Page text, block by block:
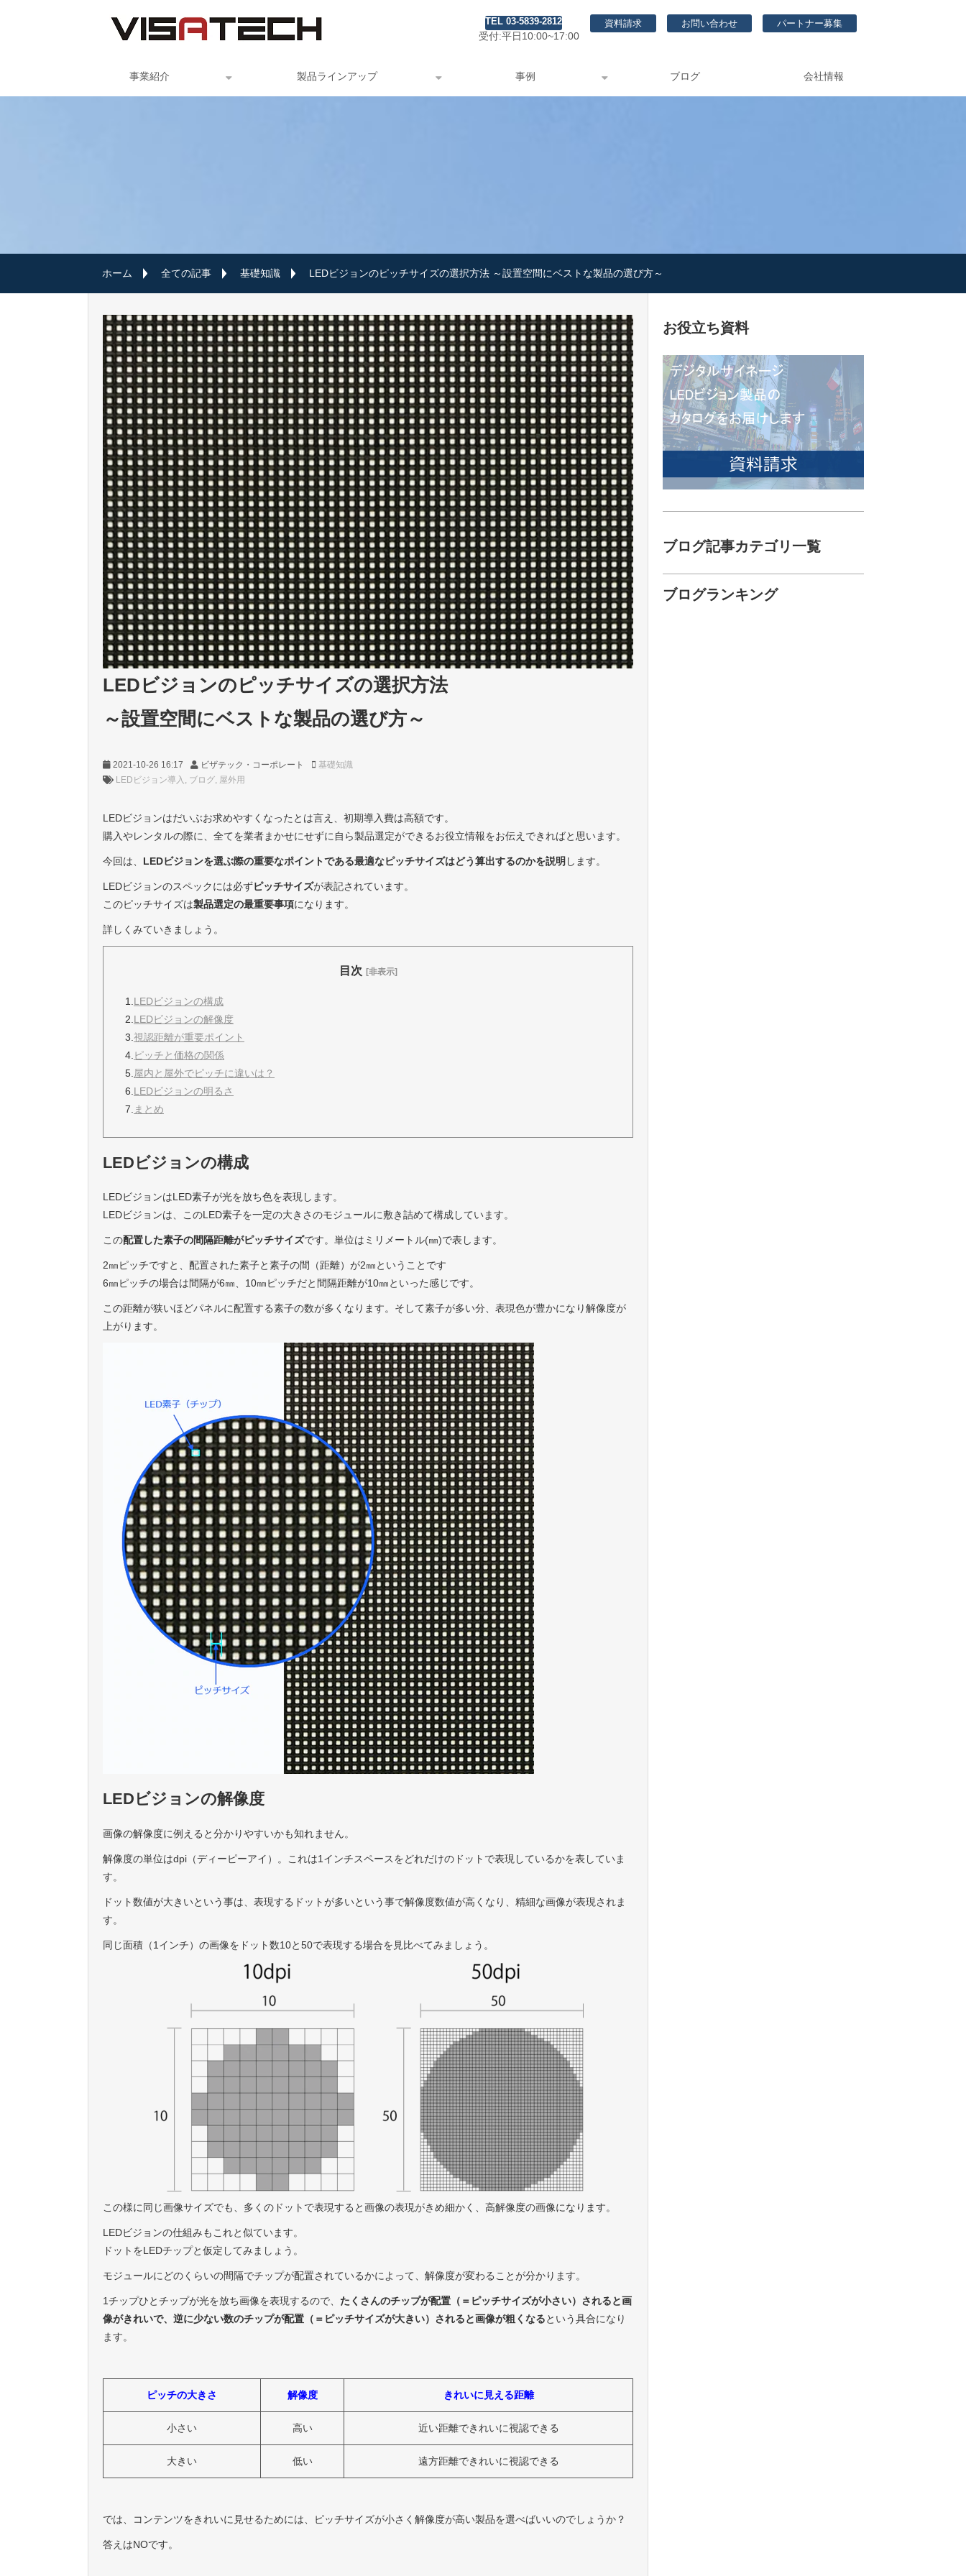
TEL 03-5839-2812
受付:平日10:00~17:00
資料請求 お問い合わせ パートナー募集
事業紹介 製品ラインアップ 事例 ブログ 会社情報
ホーム 全ての記事 基礎知識 LEDビジョンのピッチサイズの選択方法 ～設置空間にベストな製品の選び方～
LEDビジョンのピッチサイズの選択方法
～設置空間にベストな製品の選び方～
2021-10-26 16:17 ビザテック・コーポレート
基礎知識
LEDビジョン導入
ブログ 屋外用
LEDビジョンはだいぶお求めやすくなったとは言え、初期導入費は高額です。
購入やレンタルの際に、全てを業者まかせにせずに自ら製品選定ができるお役立情報をお伝えできればと思います。
今回は、 LEDビジョンを選ぶ際の重要なポイントである最適なピッチサイズはどう算出するのかを説明 します。
LEDビジョンのスペックには必ずピッチサイズが表記されています。
このピッチサイズは製品選定の最重要事項になります。
詳しくみていきましょう。
目次 [非表示]
1. LEDビジョンの構成
2. LEDビジョンの解像度
3. 視認距離が重要ポイント
4. ピッチと価格の関係
5. 屋内と屋外でピッチに違いは？
6. LEDビジョンの明るさ
7. まとめ
LEDビジョンの構成
LEDビジョンはLED素子が光を放ち色を表現します。
LEDビジョンは、このLED素子を一定の大きさのモジュールに敷き詰めて構成しています。
この配置した素子の間隔距離がピッチサイズです。単位はミリメートル(㎜)で表します。
2㎜ピッチですと、配置された素子と素子の間（距離）が2㎜ということです
6㎜ピッチの場合は間隔が6㎜、10㎜ピッチだと間隔距離が10㎜といった感じです。
この距離が狭いほどパネルに配置する素子の数が多くなります。そして素子が多い分、表現色が豊かになり解像度が
上がります。
LEDビジョンの解像度
画像の解像度に例えると分かりやすいかも知れません。
解像度の単位はdpi（ディーピーアイ）。これは1インチスペースをどれだけのドットで表現しているかを表していま
す。
ドット数値が大きいという事は、表現するドットが多いという事で解像度数値が高くなり、精細な画像が表現されま
す。
同じ面積（1インチ）の画像をドット数10と50で表現する場合を見比べてみましょう。
この様に同じ画像サイズでも、多くのドットで表現すると画像の表現がきめ細かく、高解像度の画像になります。
LEDビジョンの仕組みもこれと似ています。
ドットをLEDチップと仮定してみましょう。
モジュールにどのくらいの間隔でチップが配置されているかによって、解像度が変わることが分かります。
1チップひとチップが光を放ち画像を表現するので、 たくさんのチップが配置（＝ピッチサイズが小さい）されると画
像がきれいで、逆に少ない数のチップが配置（＝ピッチサイズが大きい）されると画像が粗くなるという具合になり
ます。
ピッチの大きさ 解像度 きれいに見える距離
小さい 高い 近い距離できれいに視認できる
大きい 低い 遠方距離できれいに視認できる
では、コンテンツをきれいに見せるためには、ピッチサイズが小さく解像度が高い製品を選べばいいのでしょうか？
答えはNOです。
お役立ち資料
ブログ記事カテゴリ一覧
ブログランキング